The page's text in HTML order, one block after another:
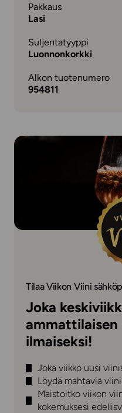
Pakkaus
Lasi
Suljentatyyppi
Luonnonkorkki
Alkon tuotenumero
954811
Tilaa Viikon Viini
Joka
ammattilaisen
ilmaiseksi!
Joka viikko uusi
Löydä mahtavia
Maistoitko viikon
kokemuksesi